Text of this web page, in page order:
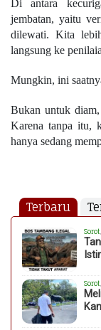
Di antara
jembatan, yaitu
dilewati. Kita
langsung ke
Mungkin, ini
Bukan untuk
Karena tanpa itu,
hanya sedang
Terbaru
Sorot
Sorot